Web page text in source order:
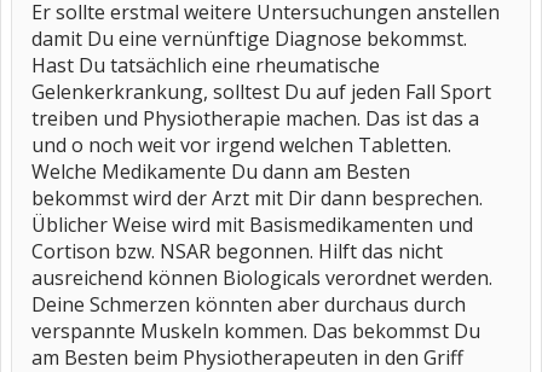
Er sollte erstmal weitere Untersuchungen anstellen
damit Du eine vernünftige Diagnose bekommst.
Hast Du tatsächlich eine rheumatische
Gelenkerkrankung, solltest Du auf jeden Fall Sport
treiben und Physiotherapie machen. Das ist das a
und o noch weit vor irgend welchen Tabletten.
Welche Medikamente Du dann am Besten
bekommst wird der Arzt mit Dir dann besprechen.
Üblicher Weise wird mit Basismedikamenten und
Cortison bzw. NSAR begonnen. Hilft das nicht
ausreichend können Biologicals verordnet werden.
Deine Schmerzen könnten aber durchaus durch
verspannte Muskeln kommen. Das bekommst Du
am Besten beim Physiotherapeuten in den Griff